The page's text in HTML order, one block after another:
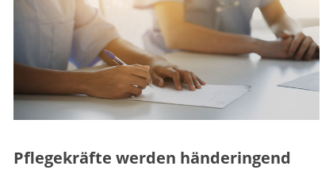
Pflegekräfte werden händeringend